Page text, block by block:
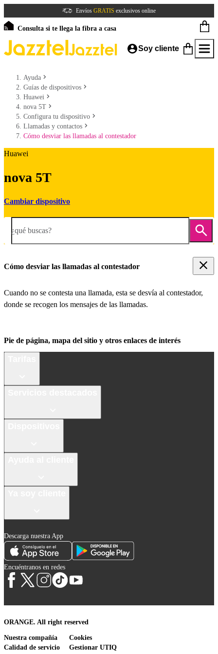
Envíos GRATIS exclusivos online
Consulta si te llega la fibra a casa
Soy cliente
Ayuda
Guías de dispositivos
Huawei
nova 5T
Configura tu dispositivo
Llamadas y contactos
Cómo desviar las llamadas al contestador
Huawei
nova 5T
Cambiar dispositivo
¿qué buscas?
Cómo desviar las llamadas al contestador
Cuando no se contesta una llamada, esta se desvía al contestador,
donde se recogen los mensajes de las llamadas.
Pie de página, mapa del sitio y otros enlaces de interés
Descarga nuestra App
Encuéntranos en redes
ORANGE. All right reserved
Nuestra compañía
Calidad de servicio
Cookies
Gestionar UTIQ